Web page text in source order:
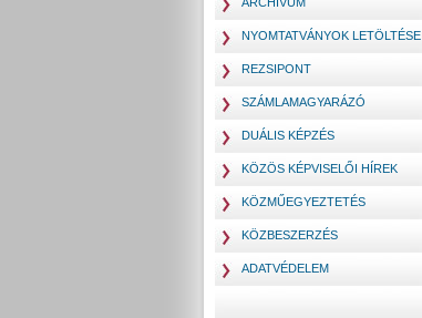
NYOMTATVÁNYOK LETÖLTÉSE
REZSIPONT
SZÁMLAMAGYARÁZÓ
DUÁLIS KÉPZÉS
KÖZÖS KÉPVISELŐI HÍREK
KÖZMŰEGYEZTETÉS
KÖZBESZERZÉS
ADATVÉDELEM